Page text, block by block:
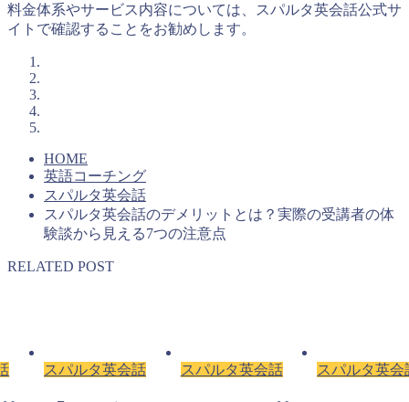
料金体系やサービス内容については、スパルタ英会話公式サ
イトで確認することをお勧めします。
HOME
英語コーチング
スパルタ英会話
スパルタ英会話のデメリットとは？実際の受講者の体
験談から見える7つの注意点
RELATED POST
スパルタ英会話 スパルタ英会話 スパルタ英